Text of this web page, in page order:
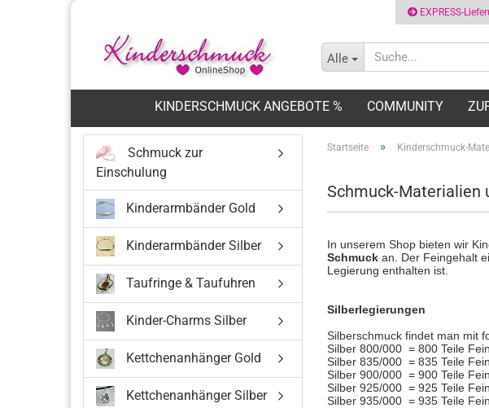
EXPRESS-
Alle
KINDERSCHMUCK ANGEBOTE % COMMUNITY
Startseite » Kinderschmuck-
Schmuck-Materialien
In unserem Shop bieten wir
Schmuck an. Der Feingehalt
Legierung enthalten ist.
Silberlegierungen
Silberschmuck findet man mit
Silber 800/000 = 800 Teile
Silber 835/000 = 835 Teile
Silber 900/000 = 900 Teile
Silber 925/000 = 925 Teile
Silber 935/000 = 935 Teile
Schmuck zur
Einschulung
Kinderarmbänder Gold
Kinderarmbänder Silber
Taufringe & Taufuhren
Kinder-Charms Silber
Kettchenanhänger Gold
Kettchenanhänger Silber